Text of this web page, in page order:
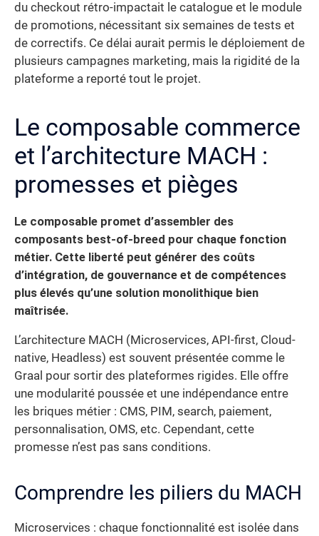
du checkout rétro-impactait le catalogue et le module
de promotions, nécessitant six semaines de tests et
de correctifs. Ce délai aurait permis le déploiement de
plusieurs campagnes marketing, mais la rigidité de la
plateforme a reporté tout le projet.
Le composable commerce
et l’architecture MACH :
promesses et pièges
Le composable promet d’assembler des
composants best-of-breed pour chaque fonction
métier. Cette liberté peut générer des coûts
d’intégration, de gouvernance et de compétences
plus élevés qu’une solution monolithique bien
maîtrisée.
L’architecture MACH (Microservices, API-first, Cloud-
native, Headless) est souvent présentée comme le
Graal pour sortir des plateformes rigides. Elle offre
une modularité poussée et une indépendance entre
les briques métier : CMS, PIM, search, paiement,
personnalisation, OMS, etc. Cependant, cette
promesse n’est pas sans conditions.
Comprendre les piliers du MACH
Microservices : chaque fonctionnalité est isolée dans